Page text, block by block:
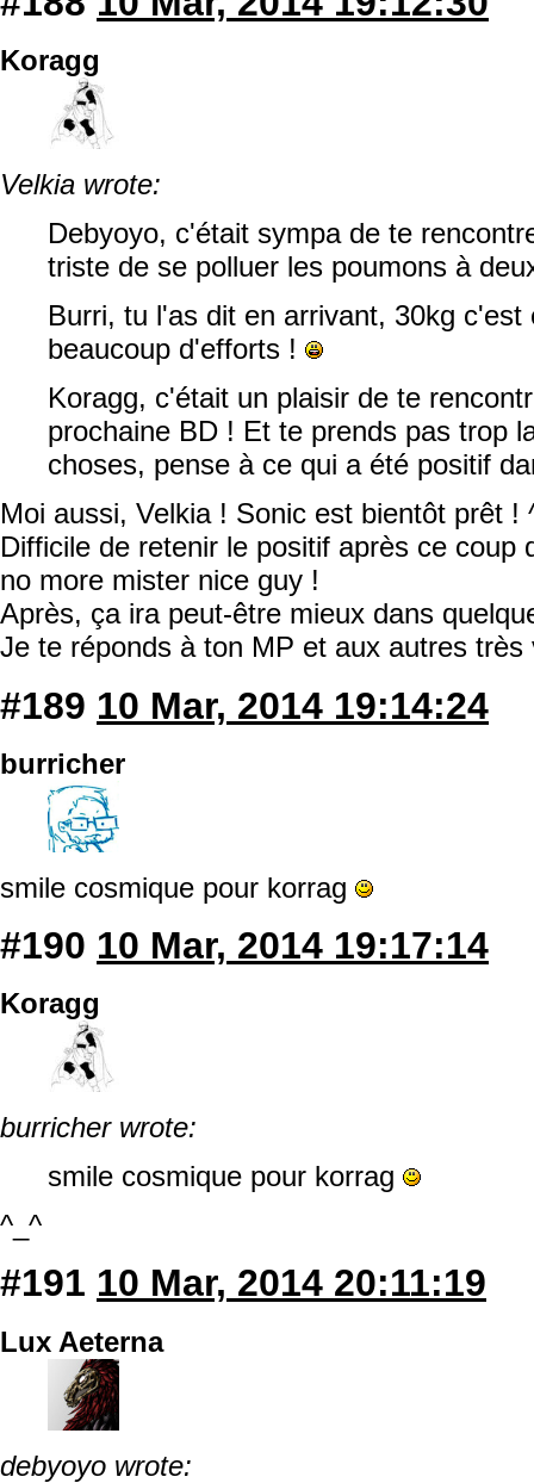
Koragg
Velkia wrote:
Debyoyo, c'était sympa de te
triste de se polluer les poumons à
Burri, tu l'as dit en arrivant, 30kg
beaucoup d'efforts !
Koragg, c'était un plaisir de te
prochaine BD ! Et te prends pas trop
choses, pense à ce qui a été positif
Moi aussi, Velkia ! Sonic est bientôt prêt !
Difficile de retenir le positif après ce coup
no more mister nice guy !
Après, ça ira peut-être mieux dans
Je te réponds à ton MP et aux autres très
#189 10 Mar, 2014 19:14:24
burricher
smile cosmique pour korrag
#190 10 Mar, 2014 19:17:14
Koragg
burricher wrote:
smile cosmique pour korrag
^_^
#191 10 Mar, 2014 20:11:19
Lux Aeterna
debyoyo wrote: